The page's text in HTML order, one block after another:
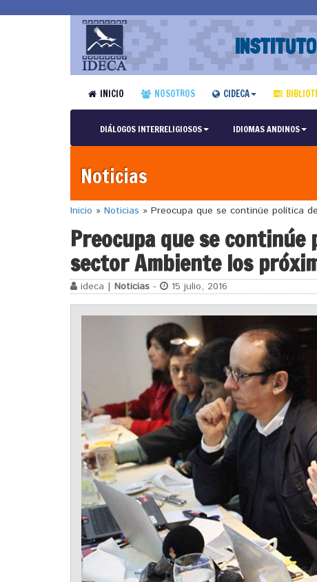
INICIO NOSOTROS CIDECA
DIÁLOGOS INTERRELIGIOSOS IDIOMAS ANDINOS
Noticias
Inicio » Noticias » Preocupa que se continúe política
Preocupa que se
sector Ambiente los
ideca | Noticias - 15 julio, 2016